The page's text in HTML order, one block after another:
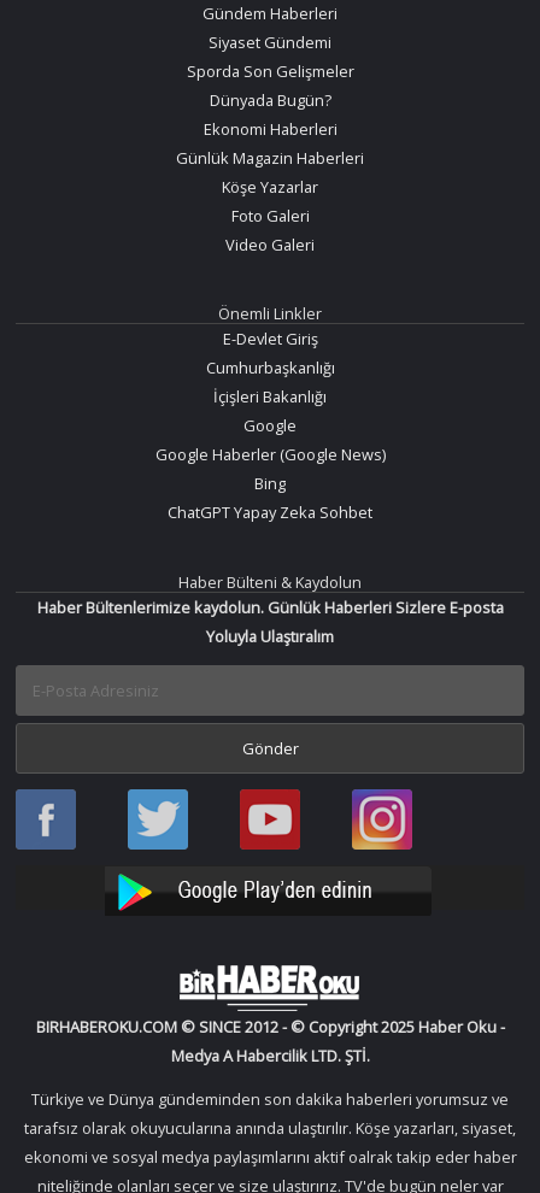
Gündem Haberleri
Siyaset Gündemi
Sporda Son Gelişmeler
Dünyada Bugün?
Ekonomi Haberleri
Günlük Magazin Haberleri
Köşe Yazarlar
Foto Galeri
Video Galeri
Önemli Linkler
E-Devlet Giriş
Cumhurbaşkanlığı
İçişleri Bakanlığı
Google
Google Haberler (Google News)
Bing
ChatGPT Yapay Zeka Sohbet
Haber Bülteni & Kaydolun
Haber Bültenlerimize kaydolun. Günlük Haberleri Sizlere E-posta
Yoluyla Ulaştıralım
Haber
Oku
Haber
Oku
Bir
Haber
YouTube
Bir
Haber
Instagram
BIRHABEROKU.COM © SINCE 2012 - © Copyright 2025 Haber Oku -
Medya A Habercilik LTD. ŞTİ.
Türkiye ve Dünya gündeminden son dakika haberleri yorumsuz ve
tarafsız olarak okuyucularına anında ulaştırılır. Köşe yazarları, siyaset,
ekonomi ve sosyal medya paylaşımlarını aktif oalrak takip eder haber
niteliğinde olanları seçer ve size ulaştırırız. TV'de bugün neler var